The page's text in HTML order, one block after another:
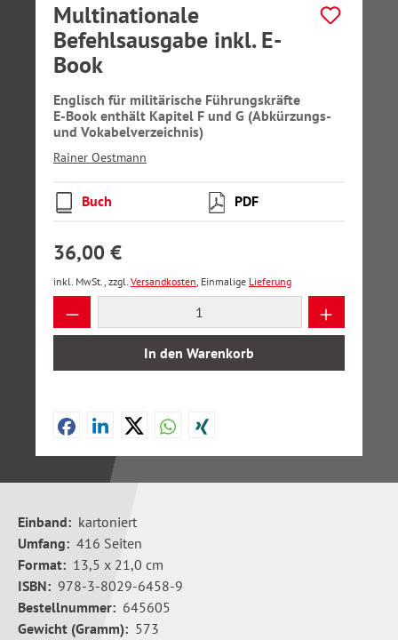
Multinationale
Befehlsausgabe inkl. E-
Book
Englisch für militärische Führungskräfte
E-Book enthält Kapitel F und G (Abkürzungs-
und Vokabelverzeichnis)
Rainer Oestmann
Buch PDF
36,00 €
inkl. MwSt., zzgl. Versandkosten, Einmalige Lieferung
Produkt Anzahl: Gib den gewünschten
In den Warenkorb
Einband: kartoniert
Umfang: 416 Seiten
Format: 13,5 x 21,0 cm
ISBN: 978-3-8029-6458-9
Bestellnummer: 645605
Gewicht (Gramm): 573